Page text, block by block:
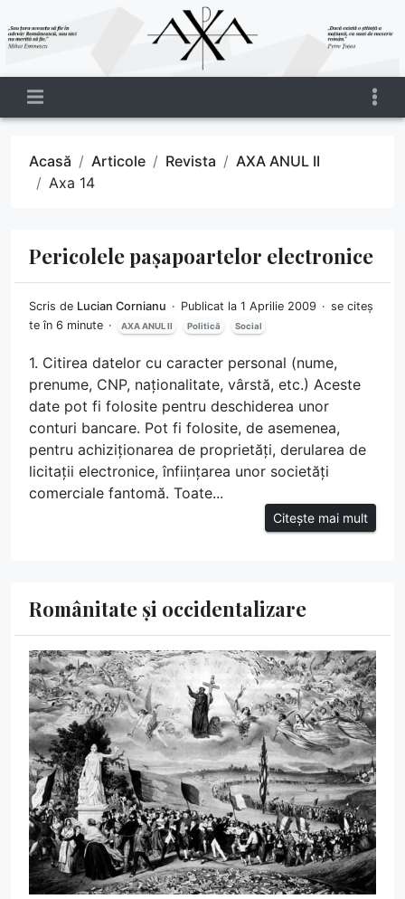
Acasă Articole Revista
AXA ANUL II
Axa 14
Pericolele pașapoartelor electronice
Scris de Lucian Cornianu Publicat la 1 Aprilie 2009
se citeș
te în 6 minute
AXA ANUL II Politică Social
1. Citirea datelor cu caracter personal (nume,
prenume, CNP, naționalitate, vârstă, etc.) Aceste
date pot fi folosite pentru deschiderea unor
conturi bancare. Pot fi folosite, de asemenea,
pentru achiziționarea de proprietăți, derularea de
licitații electronice, înființarea unor societăți
comerciale fantomă. Toate...
Citește mai mult
Românitate și occidentalizare